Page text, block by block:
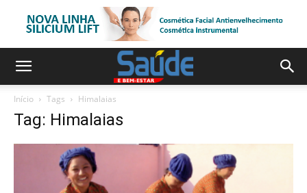
Início Tags Himalaias
Tag: Himalaias